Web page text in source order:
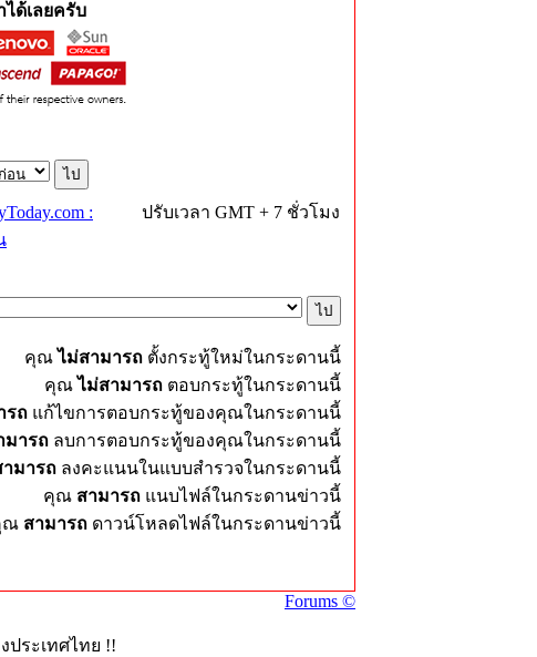
ด้เลยครับ
:
ปรับเวลา GMT + 7 ชั่วโมง
คุณไม่สามารถ ตั้งกระทู้ใหม่ในกระดานนี้
คุณไม่สามารถ ตอบกระทู้ในกระดานนี้
รถ แก้ไขการตอบกระทู้ของคุณในกระดานนี้
มารถ ลบการตอบกระทู้ของคุณในกระดานนี้
มารถ ลงคะแนนในแบบสำรวจในกระดานนี้
คุณ สามารถ แนบไฟล์ในกระดานข่าวนี้
ณ สามารถ ดาวน์โหลดไฟล์ในกระดานข่าวนี้
Forums ©
ประเทศไทย !!